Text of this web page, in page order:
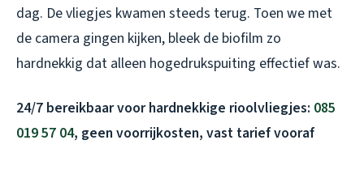
dag. De vliegjes kwamen steeds terug. Toen we met
de camera gingen kijken, bleek de biofilm zo
hardnekkig dat alleen hogedrukspuiting effectief was.
24/7 bereikbaar voor hardnekkige rioolvliegjes: 085
019 57 04, geen voorrijkosten, vast tarief vooraf